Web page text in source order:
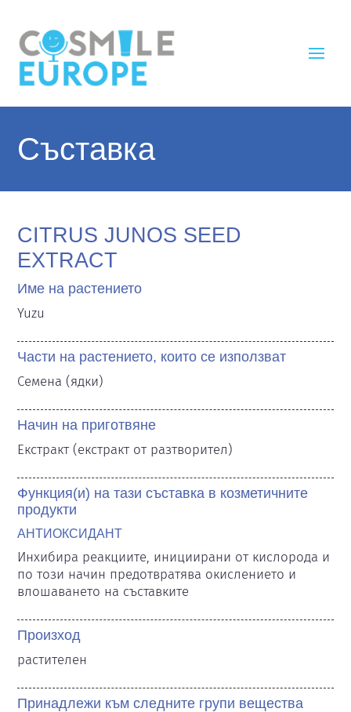
Съставка
CITRUS JUNOS SEED
EXTRACT
Име на растението
Yuzu
Части на растението, които се използват
Семена (ядки)
Начин на приготвяне
Екстракт (екстракт от разтворител)
Функция(и) на тази съставка в козметичните
продукти
АНТИОКСИДАНТ
Инхибира реакциите, инициирани от кислорода и
по този начин предотвратява окислението и
влошаването на съставките
Произход
растителен
Принадлежи към следните групи вещества